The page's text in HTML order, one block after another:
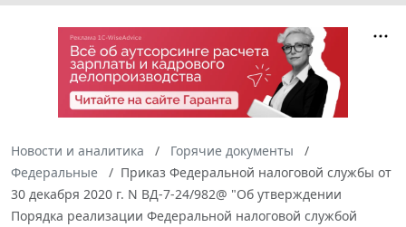
Новости и аналитика
Горячие документы
Федеральные
Приказ Федеральной налоговой службы от
30 декабря 2020 г. N ВД-7-24/982@ "Об утверждении
Порядка реализации Федеральной налоговой службой